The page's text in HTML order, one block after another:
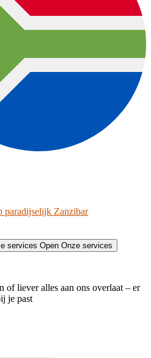
paradijselijk Zanzibar
services Open Onze services
of liever alles aan ons overlaat – er
je past